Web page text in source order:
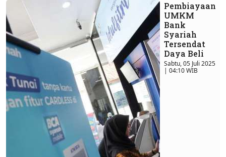
Pembiayaan
UMKM
Bank
Syariah
Tersendat
Daya Beli
Sabtu, 05 Juli 2025
| 04:10 WIB